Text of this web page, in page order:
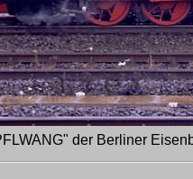
der Berliner